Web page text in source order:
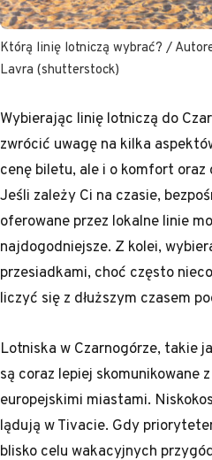
Którą linię lotniczą wybrać? /
Lavra (shutterstock)
Wybierając linię lotniczą do
zwrócić uwagę na kilka
cenę biletu, ale i o komfort
Jeśli zależy Ci na czasie,
oferowane przez lokalne linie
najdogodniejsze. Z kolei,
przesiadkami, choć często
liczyć się z dłuższym czasem
Lotniska w Czarnogórze, takie
są coraz lepiej skomunikowane
europejskimi miastami.
lądują w Tivacie. Gdy
blisko celu wakacyjnych